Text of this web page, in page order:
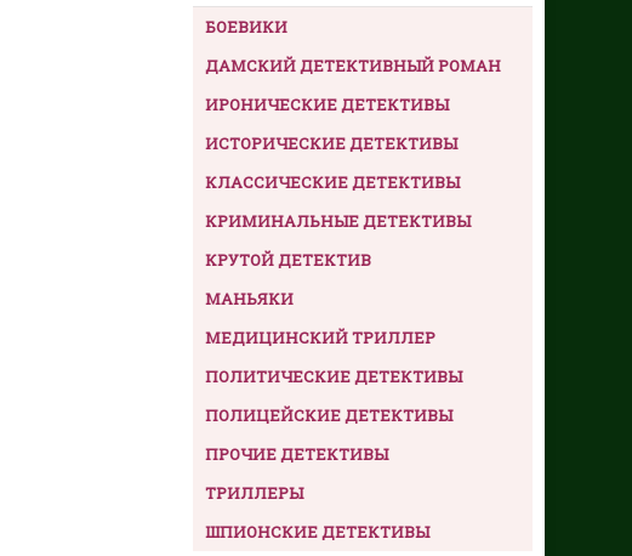
БОЕВИКИ
ДАМСКИЙ ДЕТЕКТИВНЫЙ РОМАН
ИРОНИЧЕСКИЕ ДЕТЕКТИВЫ
ИСТОРИЧЕСКИЕ ДЕТЕКТИВЫ
КЛАССИЧЕСКИЕ ДЕТЕКТИВЫ
КРИМИНАЛЬНЫЕ ДЕТЕКТИВЫ
КРУТОЙ ДЕТЕКТИВ
МАНЬЯКИ
МЕДИЦИНСКИЙ ТРИЛЛЕР
ПОЛИТИЧЕСКИЕ ДЕТЕКТИВЫ
ПОЛИЦЕЙСКИЕ ДЕТЕКТИВЫ
ПРОЧИЕ ДЕТЕКТИВЫ
ТРИЛЛЕРЫ
ШПИОНСКИЕ ДЕТЕКТИВЫ